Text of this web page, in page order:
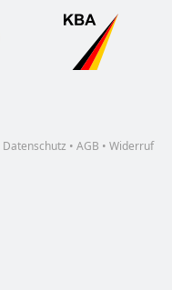
Datenschutz • AGB • Widerruf